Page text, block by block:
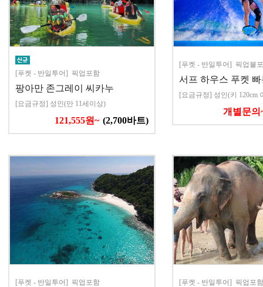
[푸켓 - 반일투어] 픽업포함
팡아만 존그레이 씨카누
[요금규정] 성인(만 11세이상)
121,555원~ (2,700바트)
[푸켓 - 반일투어] 픽업불
서프 하우스 푸켓
[요금규정] 성인(키 120cm
개별문의
[푸켓 - 반일투어] 픽업포함 [푸켓 - 반일투어] 픽업포함